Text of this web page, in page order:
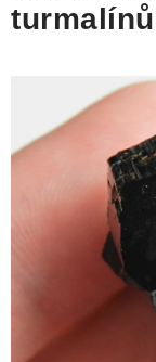
VIDEOGALERIE
Obchodní
Poučení o právu
Puncovní značky
turmalínů